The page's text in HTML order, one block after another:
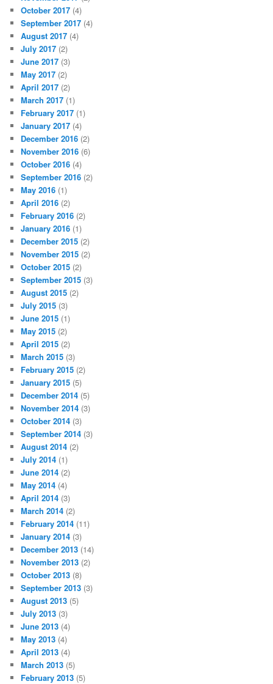
October 2017 (4)
September 2017 (4)
August 2017 (4)
July 2017 (2)
June 2017 (3)
May 2017 (2)
April 2017 (2)
March 2017 (1)
February 2017 (1)
January 2017 (4)
December 2016 (2)
November 2016 (6)
October 2016 (4)
September 2016 (2)
May 2016 (1)
April 2016 (2)
February 2016 (2)
January 2016 (1)
December 2015 (2)
November 2015 (2)
October 2015 (2)
September 2015 (3)
August 2015 (2)
July 2015 (3)
June 2015 (1)
May 2015 (2)
April 2015 (2)
March 2015 (3)
February 2015 (2)
January 2015 (5)
December 2014 (5)
November 2014 (3)
October 2014 (3)
September 2014 (3)
August 2014 (2)
July 2014 (1)
June 2014 (2)
May 2014 (4)
April 2014 (3)
March 2014 (2)
February 2014 (11)
January 2014 (3)
December 2013 (14)
November 2013 (2)
October 2013 (8)
September 2013 (3)
August 2013 (5)
July 2013 (3)
June 2013 (4)
May 2013 (4)
April 2013 (4)
March 2013 (5)
February 2013 (5)